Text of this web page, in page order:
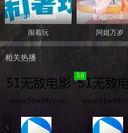
更新20260806
闹着玩
更新20260803
阿姐万岁
相关热播
5.0